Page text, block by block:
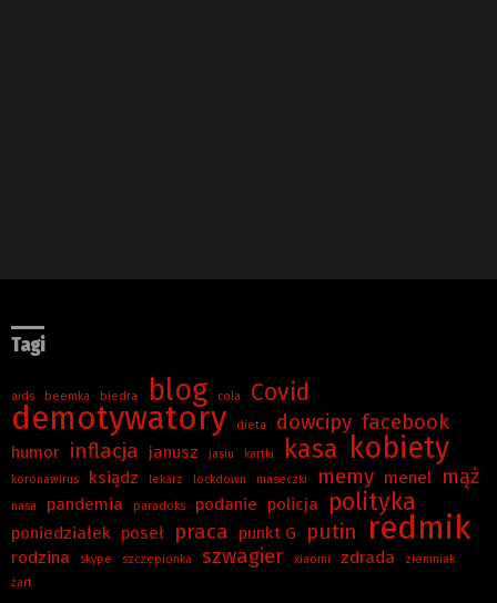
Tagi
aids beemka biedra blog cola Covid
demotywatory dieta dowcipy facebook
humor inflacja janusz jasiu kartki kasa kobiety
koronawirus ksiądz lekarz lockdown maseczki memy menel mąż
nasa pandemia paradoks podanie policja polityka
poniedziałek poseł praca punkt G putin redmik
rodzina skype szczepionka szwagier xiaomi zdrada
ziemniak
żart